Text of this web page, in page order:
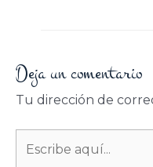
Deja un comentario
Tu dirección de
aquí...